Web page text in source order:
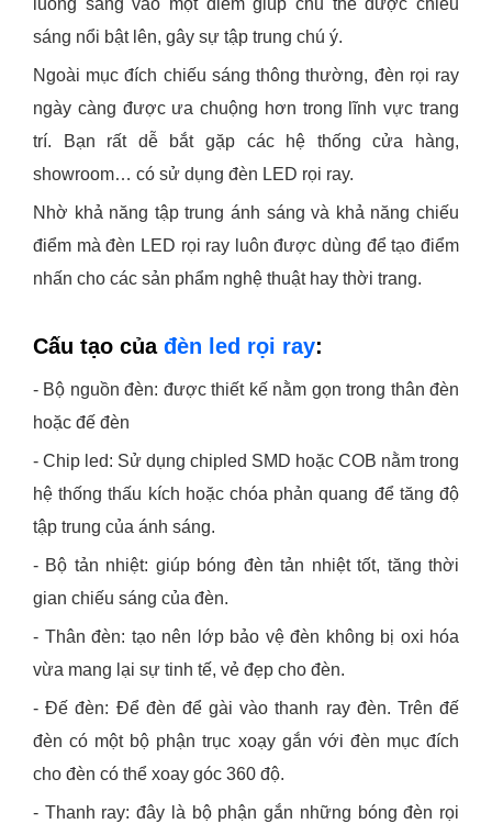
luồng sáng vào một điểm giúp chủ thể được chiếu
sáng nổi bật lên, gây sự tập trung chú ý.
Ngoài mục đích chiếu sáng thông thường, đèn rọi ray
ngày càng được ưa chuộng hơn trong lĩnh vực trang
trí. Bạn rất dễ bắt gặp các hệ thống cửa hàng,
showroom… có sử dụng đèn LED rọi ray.
Nhờ khả năng tập trung ánh sáng và khả năng chiếu
điểm mà đèn LED rọi ray luôn được dùng để tạo điểm
nhấn cho các sản phẩm nghệ thuật hay thời trang.
Cấu tạo của đèn led rọi ray:
- Bộ nguồn đèn: được thiết kế nằm gọn trong thân đèn
hoặc đế đèn
- Chip led: Sử dụng chipled SMD hoặc COB nằm trong
hệ thống thấu kích hoặc chóa phản quang để tăng độ
tập trung của ánh sáng.
- Bộ tản nhiệt: giúp bóng đèn tản nhiệt tốt, tăng thời
gian chiếu sáng của đèn.
- Thân đèn: tạo nên lớp bảo vệ đèn không bị oxi hóa
vừa mang lại sự tinh tế, vẻ đẹp cho đèn.
- Đế đèn: Để đèn để gài vào thanh ray đèn. Trên đế
đèn có một bộ phận trục xoạy gắn với đèn mục đích
cho đèn có thể xoay góc 360 độ.
- Thanh ray: đây là bộ phận gắn những bóng đèn rọi